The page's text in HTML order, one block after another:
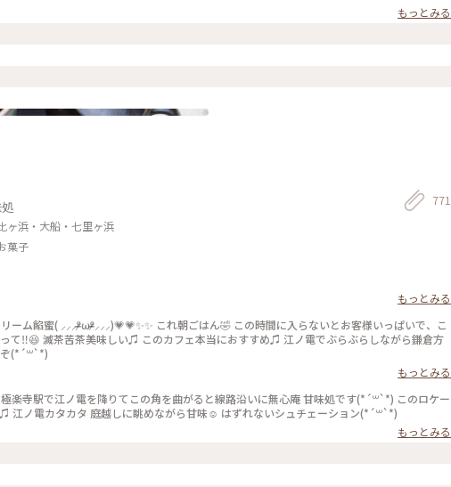
イスのご飯は ほうじ茶で炊いた香ばしご飯☆ 豆乳シチューとたまごが一体に とろり〜☆
して次に ランチには 人気の抹茶パフェを追加できたので またまたお久しぶりの 茶倉の抹
もっとみる
ヶ浜・大船・七里ヶ浜
菓子
771
もっとみる
ーム餡蜜( ⸝⸝⸝ᵒ̴̶̷ωᵒ̴̶̷⸝⸝⸝)💗💗✨✨ これ朝ごはん🤣 この時間に入らないとお客様いっぱいで、こ
て‼️😆 滅茶苦茶美味しい♫ このカフェ本当におすすめ♫ 江ノ電でぶらぶらしながら鎌倉方
(*´꒳`*)
もっとみる
楽寺駅で江ノ電を降りてこの角を曲がると線路沿いに無心庵 甘味処です(*´꒳`*) このロケー
江ノ電カタカタ 庭越しに眺めながら甘味☺️ はずれないシュチェーション(*´꒳`*)
もっとみる